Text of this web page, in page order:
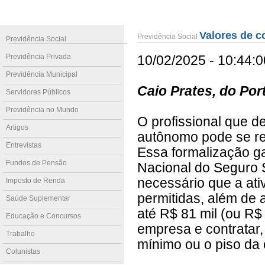
Previdência Social
Previdência Privada
Previdência Municipal
Servidores Públicos
Previdência no Mundo
Artigos
Entrevistas
Fundos de Pensão
Imposto de Renda
Saúde Suplementar
Educação e Concursos
Trabalho
Colunistas
Previdência Social Valores de
10/02/2025 -
Caio Prates, do
O profissional que
autônomo pode se
Essa formalização
Nacional do Seguro
necessário que a
permitidas, além de
até R$ 81 mil (ou
empresa e
mínimo ou o piso da